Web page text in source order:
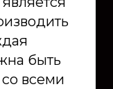
быть
всеми